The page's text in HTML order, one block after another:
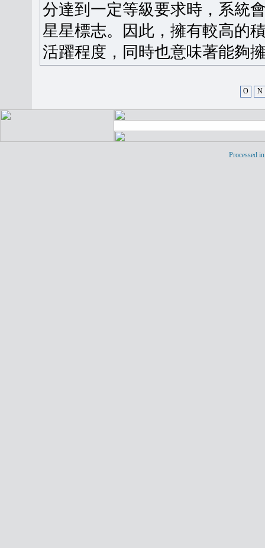
分達到一定等級要求時，系統
星星標志。因此，擁有較高的
活躍程度，同時也意味著能夠
O N
Processed